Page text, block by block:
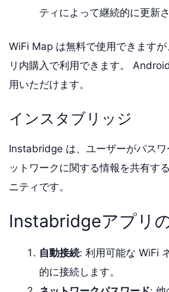
ティによって継続的に更新さ
WiFi Map は無料で使用できます
リ内購入で利用できます。
用いただけます。
インスタブリッジ
Instabridge は、ユーザーがパス
ットワークに関する情報を共有す
ニティです。
Instabridgeアプリ
自動接続: 利用可能な WiFi
的に接続します。